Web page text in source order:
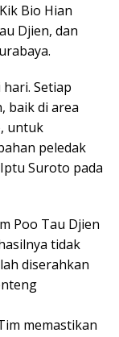
Bio Hian
Djien, dan
Setiap
baik di area
untuk
peledak
Suroto pada
Poo Tau Djien
tidak
diserahkan
memastikan